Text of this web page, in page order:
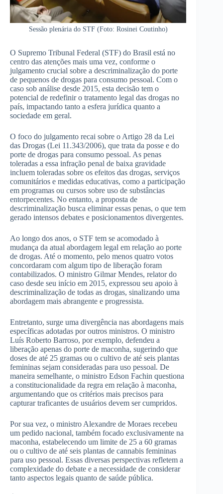
Sessão plenária do STF (Foto: Rosinei Coutinho)
O Supremo Tribunal Federal (STF) do Brasil está no
centro das atenções mais uma vez, conforme o
julgamento crucial sobre a descriminalização do porte
de pequenos de drogas para consumo pessoal. Com o
caso sob análise desde 2015, esta decisão tem o
potencial de redefinir o tratamento legal das drogas no
país, impactando tanto a esfera jurídica quanto a
sociedade em geral.
O foco do julgamento recai sobre o Artigo 28 da Lei
das Drogas (Lei 11.343/2006), que trata da posse e do
porte de drogas para consumo pessoal. As penas
toleradas a essa infração penal de baixa gravidade
incluem toleradas sobre os efeitos das drogas, serviços
comunitários e medidas educativas, como a participação
em programas ou cursos sobre uso de substâncias
entorpecentes. No entanto, a proposta de
descriminalização busca eliminar essas penas, o que tem
gerado intensos debates e posicionamentos divergentes.
Ao longo dos anos, o STF tem se acomodado à
mudança da atual abordagem legal em relação ao porte
de drogas. Até o momento, pelo menos quatro votos
concordaram com algum tipo de liberação foram
contabilizados. O ministro Gilmar Mendes, relator do
caso desde seu início em 2015, expressou seu apoio à
descriminalização de todas as drogas, sinalizando uma
abordagem mais abrangente e progressista.
Entretanto, surge uma divergência nas abordagens mais
específicas adotadas por outros ministros. O ministro
Luís Roberto Barroso, por exemplo, defendeu a
liberação apenas do porte de maconha, sugerindo que
doses de até 25 gramas ou o cultivo de até seis plantas
femininas sejam consideradas para uso pessoal. De
maneira semelhante, o ministro Edson Fachin questiona
a constitucionalidade da regra em relação à maconha,
argumentando que os critérios mais precisos para
capturar traficantes de usuários devem ser cumpridos.
Por sua vez, o ministro Alexandre de Moraes recebeu
um pedido nacional, também focado exclusivamente na
maconha, estabelecendo um limite de 25 a 60 gramas
ou o cultivo de até seis plantas de cannabis femininas
para uso pessoal. Essas diversas perspectivas refletem a
complexidade do debate e a necessidade de considerar
tanto aspectos legais quanto de saúde pública.